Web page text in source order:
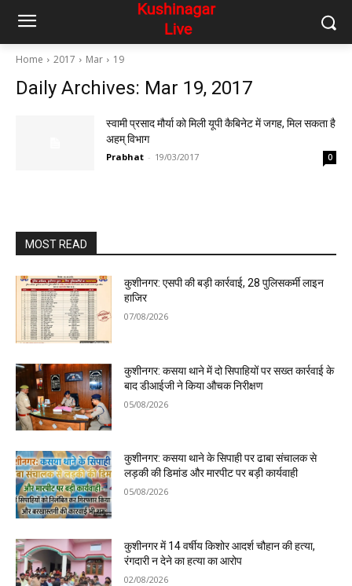
Home 2017 Mar 19
Daily Archives: Mar 19, 2017
स्वामी प्रसाद मौर्या को मिली यूपी कैबिनेट में जगह, मिल सकता है
अहम् विभाग
Prabhat - 19/03/2017 0
MOST READ
कुशीनगर: एसपी की बड़ी कार्रवाई, 28 पुलिसकर्मी लाइन
हाजिर
07/08/2026
कुशीनगर: कसया थाने में दो सिपाहियों पर सख्त कार्रवाई के
बाद डीआईजी ने किया औचक निरीक्षण
05/08/2026
कुशीनगर: कसया थाने के सिपाही पर ढाबा संचालक से
लड़की की डिमांड और मारपीट पर बड़ी कार्यवाही
05/08/2026
कुशीनगर में 14 वर्षीय किशोर आदर्श चौहान की हत्या,
रंगदारी न देने का हत्या का आरोप
02/08/2026